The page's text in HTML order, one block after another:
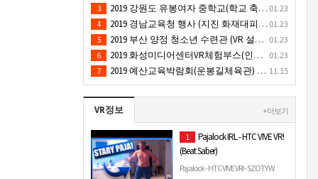
01.23
3 2019 강원도 유봉여자 중학교(학교 축제 행사 / 인기 VR 컨텐츠 ) - VR렌탈대여 행사
01.23
4 2019 경남교육청 행사 (지진 화재대피 / VR 체험) _ VR 렌탈대여행사
01.23
5 2019 부산 양정 청소년 수련관 (VR 설치) - VR구축 판매
01.23
6 2019 화성미디어센터VR체험부스(인기4D 시뮬레이터 체험)-VR렌탈대여 행사
11.15
7 2019 예산교육박람회(운봉길체육관) VR체험부스(직업진로체험 / 인기VR체험)-VR렌탈대여행사
VR정보 + 더보기
1
Pajalock IRL - HTC VIVE VR!
(Beat Saber)
Pajalock - HTC VIVE VR! - SZOTY W